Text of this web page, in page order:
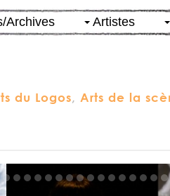
Archives Artistes
du Logos, Arts de la